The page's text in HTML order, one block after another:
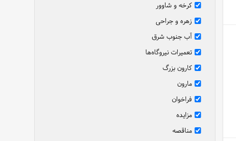
کرخه و شاوور
زهره و جراحی
آب جنوب شرق
تعمیرات نیروگاه‌ها
کارون بزرگ
مارون
فراخوان
مزایده
مناقصه